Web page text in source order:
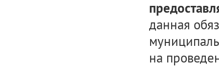
данная
на